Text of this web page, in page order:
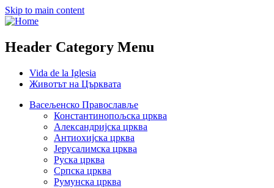
Skip to main content
Header Category Menu
Vida de la Iglesia
Животът на Църквата
Васељенско Православље
Константинопољска црква
Александријска црква
Антиохијска црква
Јерусалимска црква
Руска црква
Српска црква
Румунска црква